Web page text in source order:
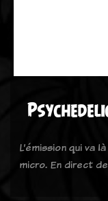
L’émission qui va
micro. En direct